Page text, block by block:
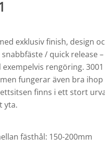
exklusiv finish, design
/ quick release
rengöring.
fungerar även bra
finns i ett stort
yta.
fästhål: 150-200mm